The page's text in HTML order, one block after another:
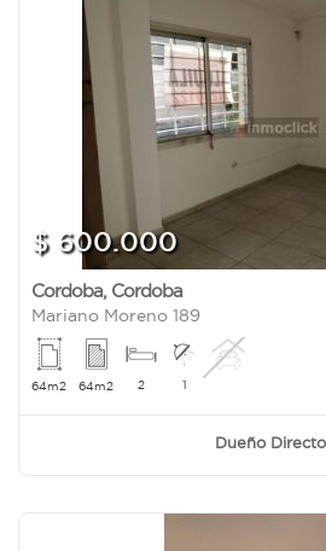
$ 600.000
Cordoba, Cordoba
Mariano Moreno 189
64m2 64m2 2 1
Dueño Directo